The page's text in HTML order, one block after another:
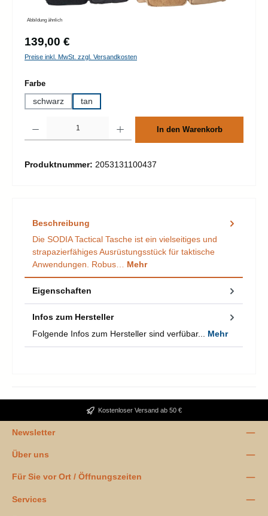
Abbildung ähnlich
Regulärer Preis:
139,00 €
Preise inkl. MwSt. zzgl. Versandkosten
Farbeauswählen
schwarz tan
In den Warenkorb
Produktnummer: 2053131100437
Beschreibung
Die SODIA Tactical Tasche ist ein vielseitiges und
strapazierfähiges Ausrüstungsstück für taktische
Anwendungen. Robus… Mehr
Eigenschaften
Infos zum Hersteller
Folgende Infos zum Hersteller sind verfübar... Mehr
Kostenloser Versand ab 50 €
Newsletter
Über uns
Für Sie vor Ort / Öffnungszeiten
Services